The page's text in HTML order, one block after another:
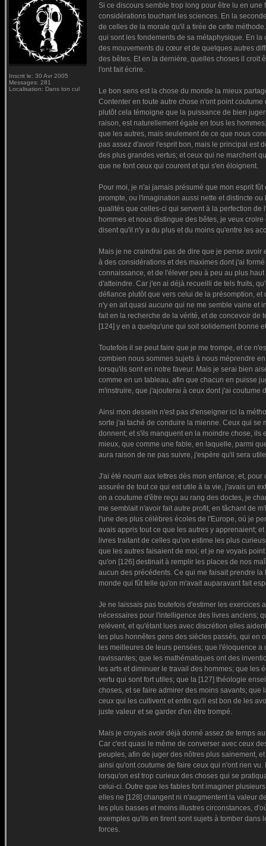
Inscrit le: 30 Avr 2005
Messages: 281
Localisation: Dans ton cul
Si ce discours semble trop long pour être lu en
considérations touchant les sciences. En la
de celles de la morale qu'il a tirée de cette
qui sont les fondements de sa métaphysique. En
des mouvements du cœur et de quelques autres
des bêtes. Et en la dernière, quelles choses il croit
l'ont fait écrire.
Le bon sens est la chose du monde la mieux
Contenter en toute autre chose n'ont point
plutôt cela témoigne que la puissance de bien
raison, est naturellement égale en tous les
que les autres, mais seulement de ce que nous
pas assez d'avoir l'esprit bon, mais le principal est
des plus grandes vertus; et ceux qui ne marchent
que ne font ceux qui courent et qui s'en éloignent.
Pour moi, je n'ai jamais présumé que mon esprit
prompte, ou l'imagination aussi nette et distincte
qualités que celles-ci qui servent à la perfection
hommes et nous distingue des bêtes, je veux
disent qu'il n'y a du plus et du moins qu'entre les
Mais je ne craindrai pas de dire que je pense
à des considérations et des maximes dont j'ai
connaissance, et de l'élever peu à peu au plus
d'atteindre. Car j'en ai déjà recueilli de tels fruits,
défiance plutôt que vers celui de la présomption,
n'y en ait quasi aucune qui ne me semble vaine et
fait en la recherche de la vérité, et de concevoir de
[124] y en a quelqu'une qui soit solidement bonne
Toutefois il se peut faire que je me trompe, et ce
combien nous sommes sujets à nous méprendre
lorsqu'ils sont en notre faveur. Mais je serai bien
comme en un tableau, afin que chacun en puisse
m'instruire, que j'ajouterai à ceux dont j'ai coutume
Ainsi mon dessein n'est pas d'enseigner ici la
sorte j'ai taché de conduire la mienne. Ceux qui
donnent; et s'ils manquent en la moindre chose, ils
mieux, que comme une fable, en laquelle, parmi
aura raison de ne pas suivre, j'espère qu'il sera
J'ai été nourri aux lettres dès mon enfance; et,
assurée de tout ce qui est utile à la vie, j'avais un
on a coutume d'être reçu au rang des doctes, je
me semblait n'avoir fait autre profit, en tâchant de
l'une des plus célèbres écoles de l'Europe, où je
avais appris tout ce que les autres y apprenaient;
livres traitant de celles qu'on estime les plus
que les autres faisaient de moi; et je ne voyais
qu'on [126] destinait à remplir les places de nos
aucun des précédents. Ce qui me faisait prendre
monde qui fût telle qu'on m'avait auparavant fait
Je ne laissais pas toutefois d'estimer les exercices
nécessaires pour l'intelligence des livres anciens;
relèvent, et qu'étant lues avec discrétion elles
les plus honnêtes gens des siècles passés, qui
les meilleures de leurs pensées; que l'éloquence
ravissantes; que les mathématiques ont des
les arts et diminuer le travail des hommes; que
vertu qui sont fort utiles; que la [127] théologie
choses, et se faire admirer des moins savants;
ceux qui les cultivent et enfin qu'il est bon de les
juste valeur et se garder d'en être trompé.
Mais je croyais avoir déjà donné assez de temps
Car c'est quasi le même de converser avec ceux
peuples, afin de juger des nôtres plus sainement,
ainsi qu'ont coutume de faire ceux qui n'ont rien
lorsqu'on est trop curieux des choses qui se
celui-ci. Outre que les fables font imaginer
elles ne [128] changent ni n'augmentent la valeur
les plus basses et moins illustres circonstances,
exemples qu'ils en tirent sont sujets à tomber
forces.